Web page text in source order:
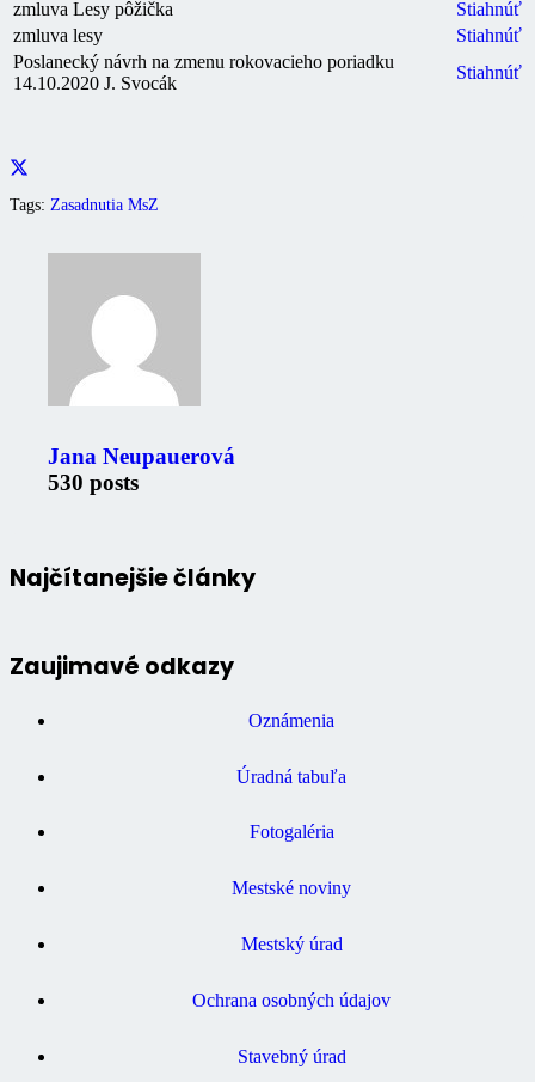
zmluva Lesy pôžička
Stiahnúť
zmluva lesy
Stiahnúť
Poslanecký návrh na zmenu rokovacieho poriadku
14.10.2020 J. Svocák
Stiahnúť
Tags: Zasadnutia MsZ
Jana Neupauerová
530 posts
Najčítanejšie články
Zaujimavé odkazy
Oznámenia
Úradná tabuľa
Fotogaléria
Mestské noviny
Mestský úrad
Ochrana osobných údajov
Stavebný úrad